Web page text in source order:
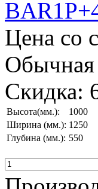
Цена со
Обычная
Скидка:
Высота(мм.):
1000
Ширина (мм.): 1250
Глубина (мм.): 550